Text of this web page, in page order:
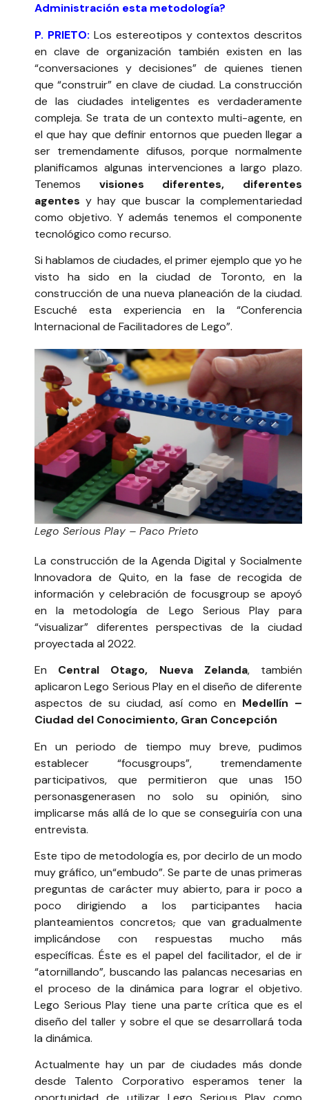
Administración esta metodología?
P. PRIETO: Los estereotipos y contextos descritos
en clave de organización también existen en las
“conversaciones y decisiones” de quienes tienen
que “construir” en clave de ciudad. La construcción
de las ciudades inteligentes es verdaderamente
compleja. Se trata de un contexto multi-agente, en
el que hay que definir entornos que pueden llegar a
ser tremendamente difusos, porque normalmente
planificamos algunas intervenciones a largo plazo.
Tenemos visiones diferentes, diferentes
agentes y hay que buscar la complementariedad
como objetivo. Y además tenemos el componente
tecnológico como recurso.
Si hablamos de ciudades, el primer ejemplo que yo he
visto ha sido en la ciudad de Toronto, en la
construcción de una nueva planeación de la ciudad.
Escuché esta experiencia en la “Conferencia
Internacional de Facilitadores de Lego”.
Lego Serious Play – Paco Prieto
La construcción de la Agenda Digital y Socialmente
Innovadora de Quito, en la fase de recogida de
información y celebración de focusgroup se apoyó
en la metodología de Lego Serious Play para
“visualizar” diferentes perspectivas de la ciudad
proyectada al 2022.
En Central Otago, Nueva Zelanda, también
aplicaron Lego Serious Play en el diseño de diferente
aspectos de su ciudad, así como en Medellín –
Ciudad del Conocimiento, Gran Concepción
En un periodo de tiempo muy breve, pudimos
establecer “focusgroups”, tremendamente
participativos, que permitieron que unas 150
personasgenerasen no solo su opinión, sino
implicarse más allá de lo que se conseguiría con una
entrevista.
Este tipo de metodología es, por decirlo de un modo
muy gráfico, un“embudo”. Se parte de unas primeras
preguntas de carácter muy abierto, para ir poco a
poco dirigiendo a los participantes hacia
planteamientos concretos,que van gradualmente
implicándose con respuestas mucho más
específicas. Éste es el papel del facilitador, el de ir
“atornillando”, buscando las palancas necesarias en
el proceso de la dinámica para lograr el objetivo.
Lego Serious Play tiene una parte crítica que es el
diseño del taller y sobre el que se desarrollará toda
la dinámica.
Actualmente hay un par de ciudades más donde
desde Talento Corporativoesperamos tener la